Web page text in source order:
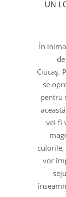
UN
În
Ciucaș,
se
pentru
vei fi
vor